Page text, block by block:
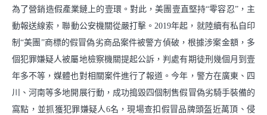
為了營銷造假產業鏈上的壹環。對此，美團壹直堅持“零容忍”，主
動報送線索，聯動公安機關從嚴打擊。2019年起，就陸續有私自印
制“美團”商標的假冒偽劣商品案件被警方偵破，根據涉案金額，多
個犯罪嫌疑人被屬地檢察機關提起公訴，判處有期徒刑幾個月到壹
年多不等，媒體也對相關案件進行了報道。今年，警方在廣東、四
川、河南等多地開展行動，成功搗毀四個制售假冒偽劣騎手裝備的
窩點，並抓獲犯罪嫌疑人6名，現場查扣假冒品牌頭盔近萬頂、侵